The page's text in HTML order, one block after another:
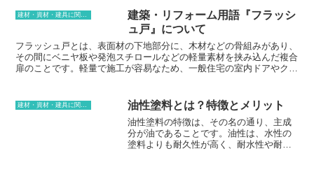
す。青海波模様は、その美しいデザインと吉祥の象徴としての意味合
いから、日本国内はもちろん、海外でも人気があります。特に、青海
波模様が描かれた陶器や漆器は、日本のお土産として海外の方にも好
評です。また、青海波模様は、その華やかなデザインから、結婚式や
イベントの装飾にもよく用いられています。このように、青海波模様
は、日本文化の象徴として、さまざまな場面で活躍しています。
建築・リフォーム用語『フラッシ
ュ戸』について
フラッシュ戸とは、表面材の下地部分に、木材などの骨組みがあり、
その間にベニヤ板や発泡スチロールなどの軽量素材を挟み込んだ複合
扉のことです。軽量で施工が容易なため、一般住宅の室内ドアやクロ
ート、塗装仕上げなど、さまざまな種類があります。そのため、様々
なインテリアスタイルに合わせることができます。重量が軽く、開閉
がスムーズなのも特徴です。
油性塗料とは？特徴とメリット
油性塗料の特徴は、その名の通り、主成
分が油であることです。油性は、水性の
塗料よりも耐久性が高く、耐水性や耐熱